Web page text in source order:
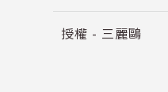
授權 - 三麗鷗